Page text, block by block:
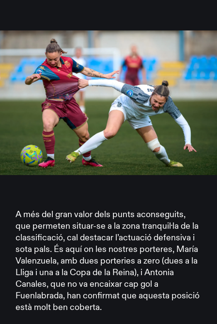
A més del gran valor dels punts aconseguits,
que permeten situar-se a la zona tranquil·la de la
classificació, cal destacar l’actuació defensiva i
sota pals. És aquí on les nostres porteres, María
Valenzuela, amb dues porteries a zero (dues a la
Lliga i una a la Copa de la Reina), i Antonia
Canales, que no va encaixar cap gol a
Fuenlabrada, han confirmat que aquesta posició
està molt ben coberta.